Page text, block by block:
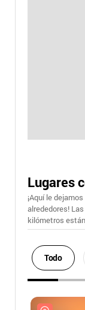
Lugares
¡Aquí le
alrededores!
kilómetros
Todo